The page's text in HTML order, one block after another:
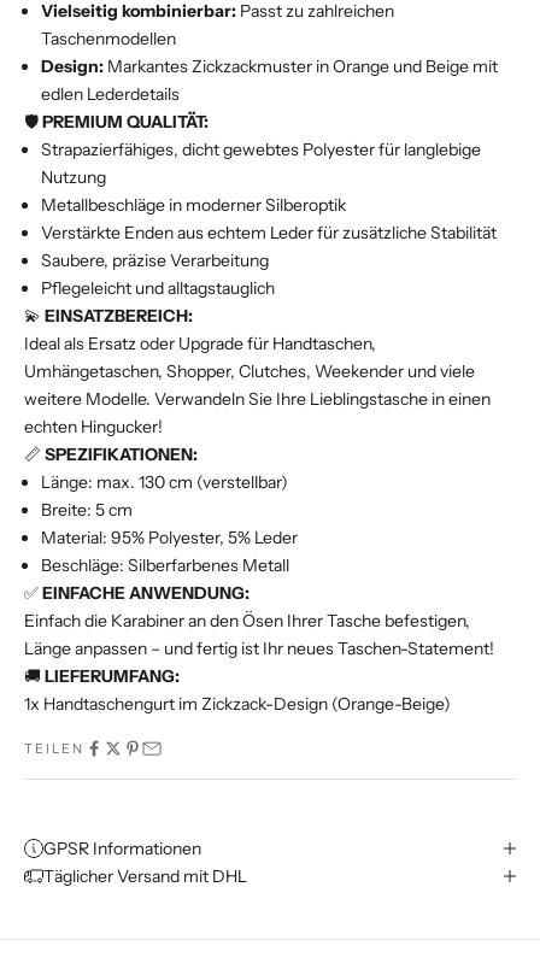
Vielseitig kombinierbar: Passt zu zahlreichen
Taschenmodellen
Design: Markantes Zickzackmuster in Orange und Beige mit
edlen Lederdetails
🛡️PREMIUM QUALITÄT:
Strapazierfähiges, dicht gewebtes Polyester für langlebige
Nutzung
Metallbeschläge in moderner Silberoptik
Verstärkte Enden aus echtem Leder für zusätzliche Stabilität
Saubere, präzise Verarbeitung
Pflegeleicht und alltagstauglich
💫 EINSATZBEREICH:
Ideal als Ersatz oder Upgrade für Handtaschen,
Umhängetaschen, Shopper, Clutches, Weekender und viele
weitere Modelle. Verwandeln Sie Ihre Lieblingstasche in einen
echten Hingucker!
📏 SPEZIFIKATIONEN:
Länge: max. 130 cm (verstellbar)
Breite: 5 cm
Material: 95% Polyester, 5% Leder
Beschläge: Silberfarbenes Metall
✅EINFACHE ANWENDUNG:
Einfach die Karabiner an den Ösen Ihrer Tasche befestigen,
Länge anpassen – und fertig ist Ihr neues Taschen-Statement!
🚚LIEFERUMFANG:
1x Handtaschengurt im Zickzack-Design (Orange-Beige)
TEILEN
GPSR Informationen
Täglicher Versand mit DHL